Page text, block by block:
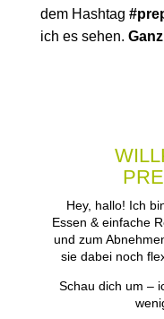
dem Hashtag
ich es sehen.
Hey, hallo! Ich
Essen & einfache
und zum
sie dabei noch
Schau dich um –